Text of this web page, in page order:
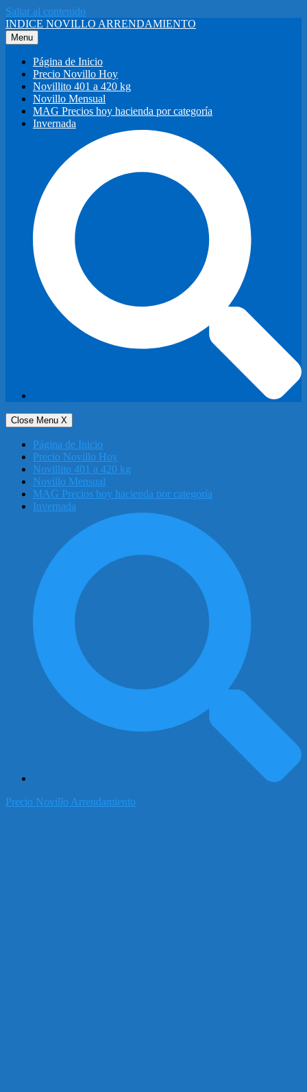
Saltar al contenido
INDICE NOVILLO ARRENDAMIENTO
Menu
Página de Inicio
Precio Novillo Hoy
Novillito 401 a 420 kg
Novillo Mensual
MAG Precios hoy hacienda por categoría
Invernada
Close Menu X
Página de Inicio
Precio Novillo Hoy
Novillito 401 a 420 kg
Novillo Mensual
MAG Precios hoy hacienda por categoría
Invernada
Precio Novillo Arrendamiento